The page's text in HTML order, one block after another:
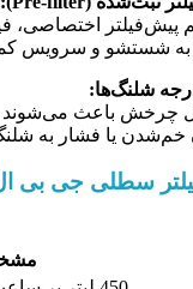
پیش‌فیلتر اختصاصی،
به شستشو و سرویس
چرخش باعث می‌شوند
خم‌شدن یا فشار به